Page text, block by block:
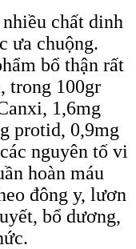
chất dinh
ưa chuộng.
bổ thận rất
trong 100gr
1,6mg
protid, 0,9mg
nguyên tố vi
hoàn máu
đông y, lươn
bổ dương,